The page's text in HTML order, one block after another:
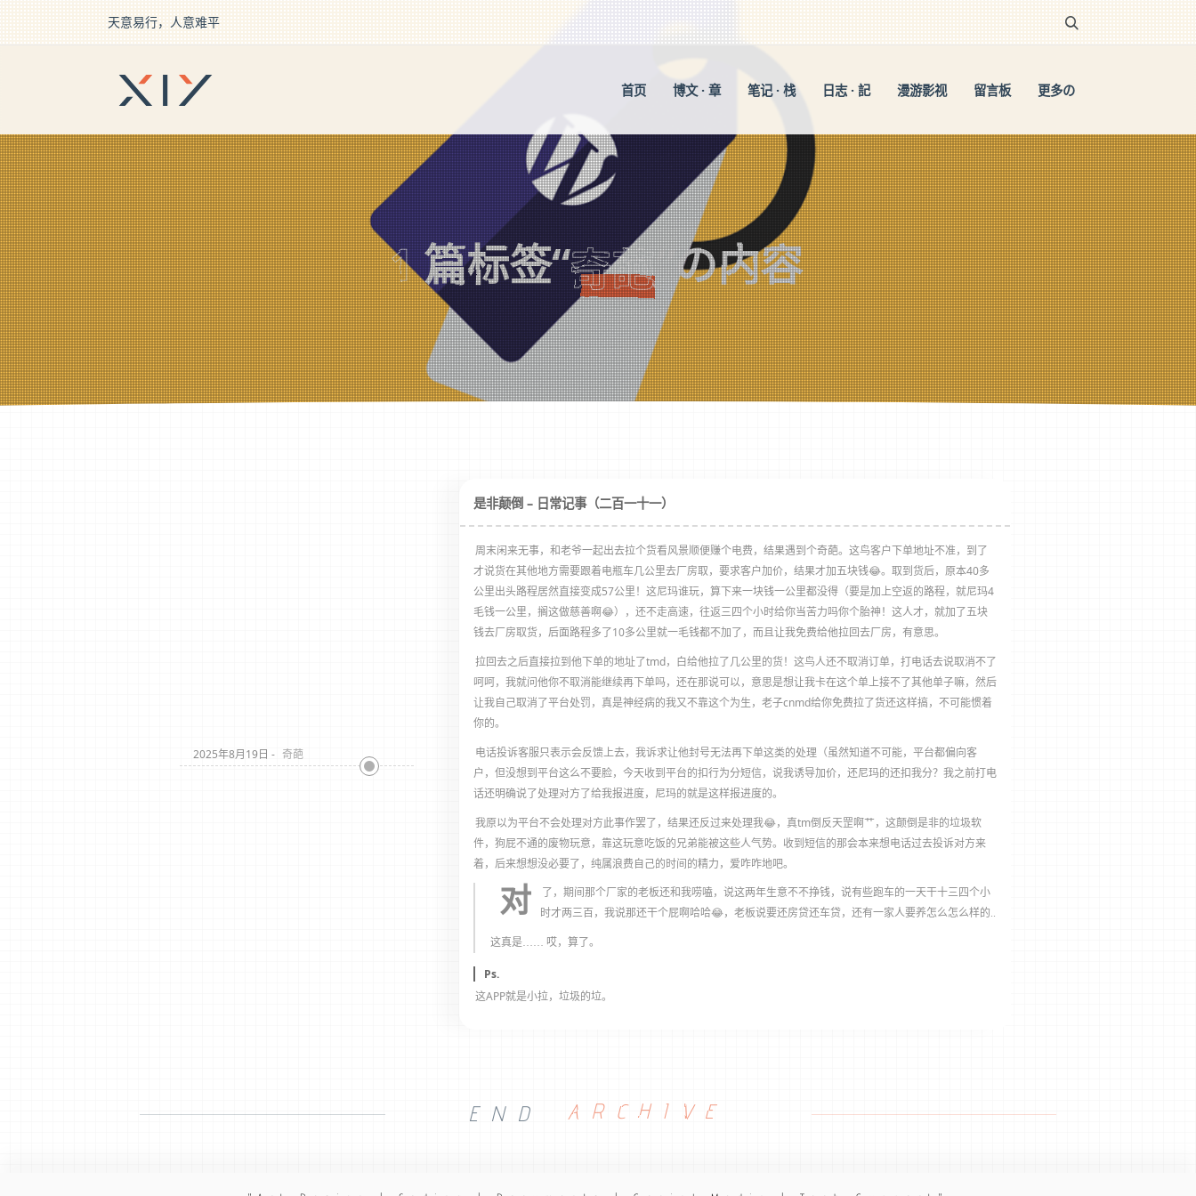
天意易行，人意难平
首页
博文 · 章 笔记 · 栈 日志 · 記 漫游影视 留言板 更多の
1篇标签“奇葩”の内容
2025年8月19日 - 奇葩
是非颠倒 – 日常记事（二百一十一）
周末闲来无事，和老爷一起出去拉个货看风景顺便赚个电费，结果遇到个奇葩。这鸟客户下单地址不准，到了
才说货在其他地方需要跟着电瓶车几公里去厂房取，要求客户加价，结果才加五块钱😂。取到货后，原本40多
公里出头路程居然直接变成57公里！这尼玛谁玩，算下来一块钱一公里都没得（要是加上空返的路程，就尼玛4
毛钱一公里，搁这做慈善啊😂），还不走高速，往返三四个小时给你当苦力吗你个胎神！这人才，就加了五块
钱去厂房取货，后面路程多了10多公里就一毛钱都不加了，而且让我免费给他拉回去厂房，有意思。
拉回去之后直接拉到他下单的地址了tmd，白给他拉了几公里的货！这鸟人还不取消订单，打电话去说取消不了
呵呵，我就问他你不取消能继续再下单吗，还在那说可以，意思是想让我卡在这个单上接不了其他单子嘛，然后
让我自己取消了平台处罚，真是神经病的我又不靠这个为生，老子cnmd给你免费拉了货还这样搞，不可能惯着
你的。
电话投诉客服只表示会反馈上去，我诉求让他封号无法再下单这类的处理（虽然知道不可能，平台都偏向客
户，但没想到平台这么不要脸，今天收到平台的扣行为分短信，说我诱导加价，还尼玛的还扣我分？我之前打电
话还明确说了处理对方了给我报进度，尼玛的就是这样报进度的。
我原以为平台不会处理对方此事作罢了，结果还反过来处理我😂，真tm倒反天罡啊艹，这颠倒是非的垃圾软
件，狗屁不通的废物玩意，靠这玩意吃饭的兄弟能被这些人气势。收到短信的那会本来想电话过去投诉对方来
着，后来想想没必要了，纯属浪费自己的时间的精力，爱咋咋地吧。
对
了，期间那个厂家的老板还和我唠嗑，说这两年生意不不挣钱，说有些跑车的一天干十三四个小
时才两三百，我说那还干个屁啊哈哈😂，老板说要还房贷还车贷，还有一家人要养怎么怎么样的..
这真是…… 哎，算了。
Ps.
这APP就是小拉，垃圾的垃。
END ARCHIVE